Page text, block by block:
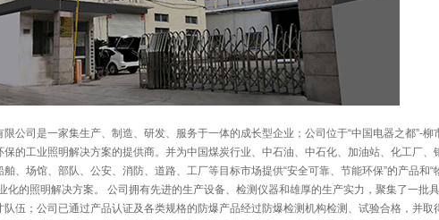
公司是一家集生产、制造、研发、服务于一体的成长型企业；公司位于“中国电器之都”-柳
保的工业照明解决方案的提供商。并为中国煤炭行业、中石油、中石化、加油站、化工厂、
舶、场馆、部队、公安、消防、道路、工厂等目标市场提供“安全可靠、节能环保”的产品和“
化的照明解决方案。 公司拥有先进的生产设备、检测仪器和雄厚的生产实力，聚集了一批
队伍；公司已通过产品认证及各类规格的防爆产品经过防爆检测机构检测、试验合格，并取